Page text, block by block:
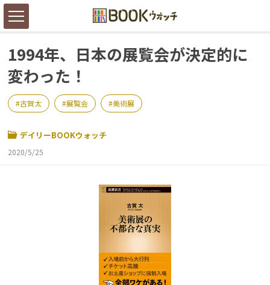
1994年、日本の展覧会が決定的に
変わった！
古賀太 展覧会 美術展
デイリーBOOKウォッチ
2020/5/25